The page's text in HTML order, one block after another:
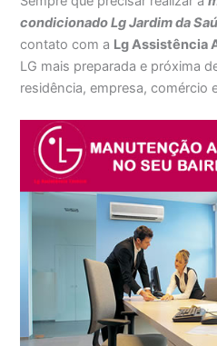
condicionado Lg Jardim da
contato com a Lg Assistência
LG mais preparada e próxima
residência, empresa, comércio